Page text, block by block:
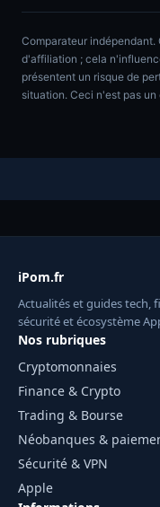
Comparateur indépendant.
d'affiliation ; cela
présentent un risque de
situation. Ceci n'est pas
iPom.fr
Actualités et guides tech,
sécurité et écosystème
Nos rubriques
Cryptomonnaies
Finance & Crypto
Trading & Bourse
Néobanques &
Sécurité & VPN
Apple